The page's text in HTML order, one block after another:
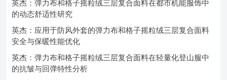
英杰：弹力布和格子摇粒绒三层复合面料在都市机能服饰中
的动态舒适性研究
英杰：应用于防风外套的弹力布和格子摇粒绒三层复合面料
安全与保暖性能优化
英杰：弹力布和格子摇粒绒三层复合面料在轻量化登山服中
的抗皱与回弹特性分析